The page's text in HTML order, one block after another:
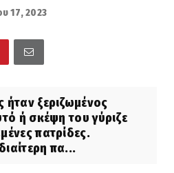
17, 2023
ήταν ξεριζωμένος
ή σκέψη του γύριζε
πατρίδες.
πα...